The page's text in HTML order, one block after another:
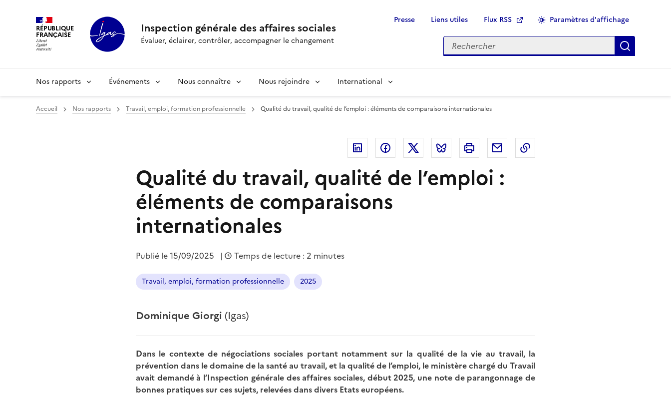
RÉPUBLIQUE
FRANÇAISE Inspection générale des affaires sociales
Évaluer, éclairer, contrôler, accompagner le changement
Presse Liens utiles Flux RSS Paramètres d'affichage
Rechercher
Nos rapports Événements Nous connaître Nous rejoindre International
Accueil Nos rapports Travail, emploi, formation professionnelle Qualité du travail, qualité de l’emploi : éléments de comparaisons internationales
Linkedin FacebookTwitter Bluesky Imprimer Courriel
Qualité du travail, qualité de l’emploi :
éléments de comparaisons
internationales
Publié le15/09/2025 | Temps de lecture : 2 minutes
Travail, emploi, formation professionnelle 2025
Dominique Giorgi (Igas)
Dans le contexte de négociations sociales portant notamment sur la qualité de la vie au travail, la
prévention dans le domaine de la santé au travail, et la qualité de l’emploi, le ministère chargé du Travail
avait demandé à l’Inspection générale des affaires sociales, début 2025, une note de parangonnage de
bonnes pratiques sur ces sujets, relevées dans divers Etats européens.